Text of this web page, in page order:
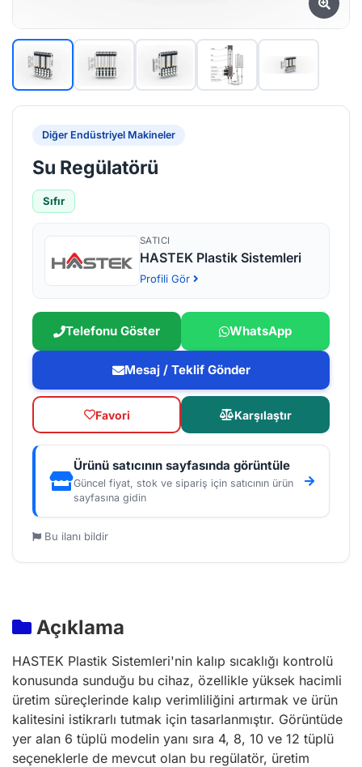
Diğer Endüstriyel Makineler
Su Regülatörü
Sıfır
SATICI
HASTEK Plastik Sistemleri
Profili Gör
Telefonu Göster WhatsApp
Mesaj / Teklif Gönder
Favori Karşılaştır
Ürünü satıcının sayfasında görüntüle
Güncel fiyat, stok ve sipariş için satıcının ürün
sayfasına gidin
Bu ilanı bildir
Açıklama
HASTEK Plastik Sistemleri'nin kalıp sıcaklığı kontrolü
konusunda sunduğu bu cihaz, özellikle yüksek hacimli
üretim süreçlerinde kalıp verimliliğini artırmak ve ürün
kalitesini istikrarlı tutmak için tasarlanmıştır. Görüntüde
yer alan 6 tüplü modelin yanı sıra 4, 8, 10 ve 12 tüplü
seçeneklerle de mevcut olan bu regülatör, üretim